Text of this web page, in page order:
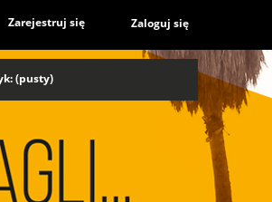
Zarejestruj się Zaloguj się
(pusty)